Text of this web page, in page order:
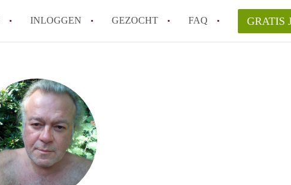
INLOGGEN GEZOCHT FAQ
Wat is het Vlaams Kotlabel en waarom is het belangrijk?
Wat is het verschil tussen een kot, studio en appartement?
Hoeveel kost een studentenkot in Antwerpen gemiddeld?
Wanneer moet ik beginnen zoeken naar een kot in Antwerpen?
Alle veelgestelde vragen
GRATIS